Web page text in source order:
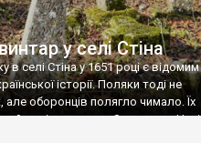
у селі Стіна
в селі Стіна у 1651 році є відомим
історії. Поляки тоді не
але оборонців полягло чимало. Їх
тоді називався Замковим. Нині